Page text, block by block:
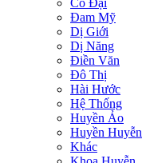
Cổ Đại
Đam Mỹ
Dị Giới
Dị Năng
Điền Văn
Đô Thị
Hài Hước
Hệ Thống
Huyền Ảo
Huyền Huyễn
Khác